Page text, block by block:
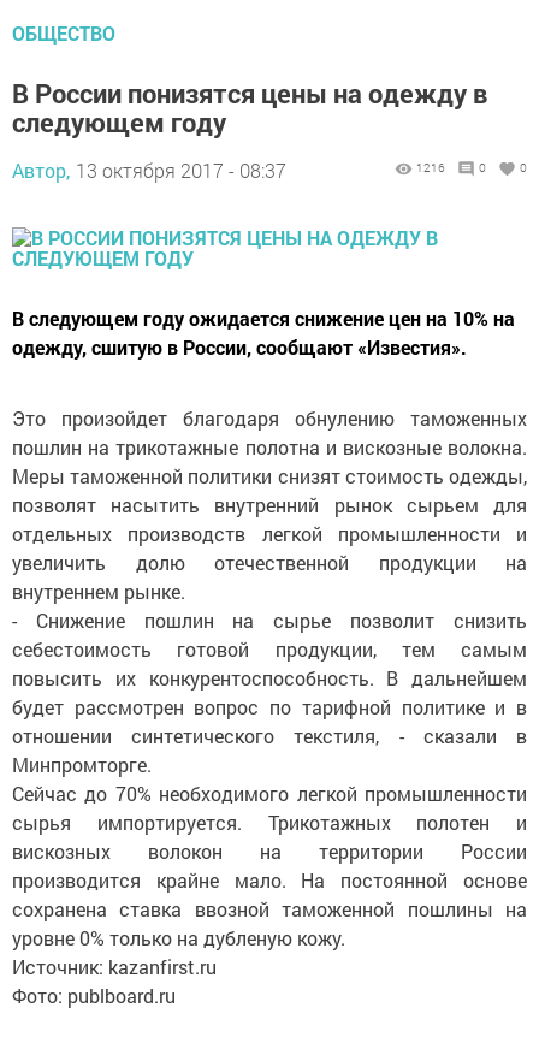
ОБЩЕСТВО
В России понизятся цены на одежду в
следующем году
Автор, 13 октября 2017 - 08:37 1216 0 0
В следующем году ожидается снижение цен на 10% на
одежду, сшитую в России, сообщают «Известия».
Это произойдет благодаря обнулению таможенных
пошлин на трикотажные полотна и вискозные волокна.
Меры таможенной политики снизят стоимость одежды,
позволят насытить внутренний рынок сырьем для
отдельных производств легкой промышленности и
увеличить долю отечественной продукции на
внутреннем рынке.
- Снижение пошлин на сырье позволит снизить
себестоимость готовой продукции, тем самым
повысить их конкурентоспособность. В дальнейшем
будет рассмотрен вопрос по тарифной политике и в
отношении синтетического текстиля, - сказали в
Минпромторге.
Сейчас до 70% необходимого легкой промышленности
сырья импортируется. Трикотажных полотен и
вискозных волокон на территории России
производится крайне мало. На постоянной основе
сохранена ставка ввозной таможенной пошлины на
уровне 0% только на дубленую кожу.
Источник: kazanfirst.ru
Фото: publboard.ru